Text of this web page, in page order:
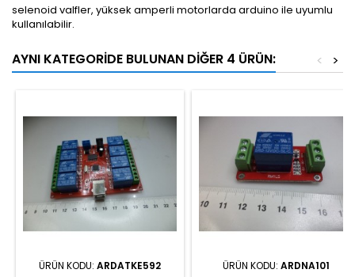
selenoid valfler, yüksek amperli motorlarda arduino ile uyumlu
kullanılabilir.
AYNI KATEGORIDE BULUNAN DIĞER 4 ÜRÜN: >
<
ÜRÜN KODU: ARDATKE592
ÜRÜN KODU: ARDNA101